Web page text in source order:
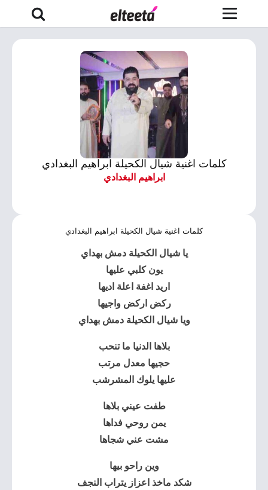
كلمات اغنية شيال الكحيلة ابراهيم البغدادي
ابراهيم البغدادي
كلمات اغنية شيال الكحيلة ابراهيم البغدادي
ياشيال الكحيلة دمش بهداي
يون كلبي عليها
اريد اغفة اعلة اديها
ركض اركض واجيها
ويا شيال الكحيلة دمش بهداي
بلاها الدنيا ما تنحب
حجيها معدل مرتب
عليها يلوك المشرشب
طفت عيني بلاها
يمن روحي فداها
مشت عني شجاها
وين راحو بيها
شكد ماخذ اعزاز يتراب النجف